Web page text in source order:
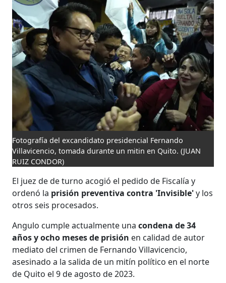
Fotografía del excandidato presidencial Fernando
Villavicencio, tomada durante un mitin en Quito. (JUAN
RUIZ CONDOR)
El juez de de turno acogió el pedido de Fiscalía y
ordenó la prisión preventiva contra 'Invisible'y los
otros seis procesados.
Angulo cumple actualmente unacondena de 34
años y ocho meses de prisión en calidad de autor
mediato del crimen de Fernando Villavicencio,
asesinado a la salida de un mitín político en el norte
de Quito el 9 de agosto de 2023.